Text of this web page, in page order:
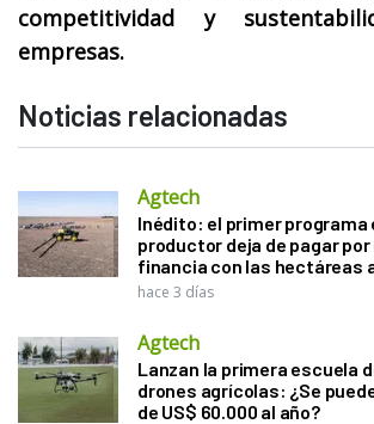
competitividad y
empresas.
Noticias relacionadas
Agtech
Inédito: el primer programa
productor deja de pagar por
financia con las hectáreas
hace 3 días
Agtech
Lanzan la primera escuela
drones agrícolas: ¿Se
de US$ 60.000 al año?